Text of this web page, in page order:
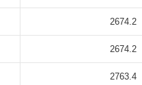
2674.2
2674.2
2763.4